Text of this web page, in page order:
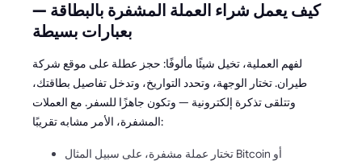
كيف يعمل شراء العملة المشفرة بالبطاقة —
بعبارات بسيطة
لفهم العملية، تخيل شيئًا مألوفًا: حجز عطلة على موقع شركة
طيران. تختار الوجهة، وتحدد التواريخ، وتدخل تفاصيل بطاقتك،
وتتلقى تذكرة إلكترونية — وتكون جاهزًا للسفر. مع العملات
المشفرة، الأمر مشابه تقريبًا:
تختار عملة مشفرة، على سبيل المثال Bitcoin أو